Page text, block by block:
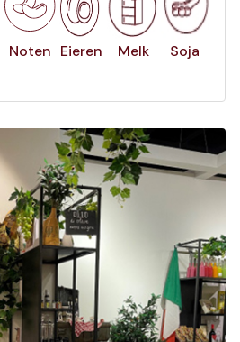
Noten Eieren Melk Soja